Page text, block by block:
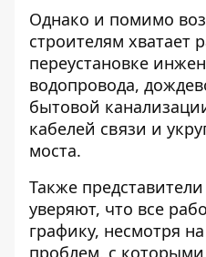
Однако и помимо
строителям хватает
переустановке
водопровода,
бытовой
кабелей связи и
моста.
Также
уверяют, что все
графику, несмотря
проблем, с которыми